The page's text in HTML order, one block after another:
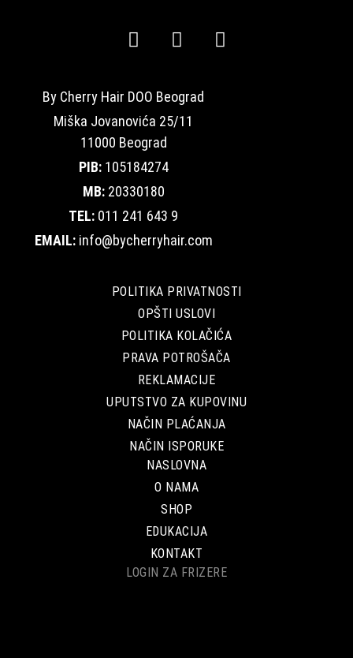
By Cherry Hair DOO Beograd
Miška Jovanovića 25/11
11000 Beograd
PIB:105184274
MB:20330180
TEL: 011 241 643 9
EMAIL:info@bycherryhair.com
POLITIKA PRIVATNOSTI
OPŠTI USLOVI
POLITIKA KOLAČIĆA
PRAVA POTROŠAČA
REKLAMACIJE
UPUTSTVO ZA KUPOVINU
NAČIN PLAĆANJA
NAČIN ISPORUKE
NASLOVNA
O NAMA
SHOP
EDUKACIJA
KONTAKT
LOGIN ZA FRIZERE